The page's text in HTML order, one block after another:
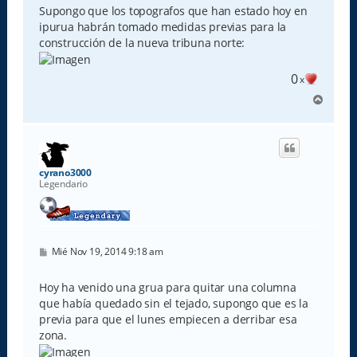
s
a
j
e
Supongo que los topografos que han estado hoy en
ipurua habrán tomado medidas previas para la
construcción de la nueva tribuna norte:
0x
r
cyrano3000
Legendario
M
s
a
j
e
Mié Nov 19, 2014 9:18 am
Hoy ha venido una grua para quitar una columna
que había quedado sin el tejado, supongo que es la
previa para que el lunes empiecen a derribar esa
zona.